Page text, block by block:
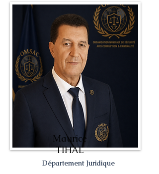
Maurice
TIHAL
Département Juridique